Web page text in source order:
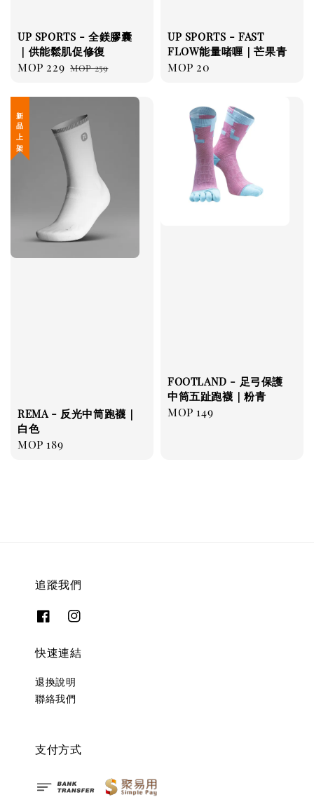
UP SPORTS - 全鎂膠囊
｜供能鬆肌促修復
Sale
MOP 229 Regular
MOP 259
UP SPORTS - FAST
FLOW能量啫喱｜芒果青
Regular
MOP 20
新 品 上 架
REMA - 反光中筒跑襪｜
白色
Regular
MOP 189
FOOTLAND - 足弓保護
中筒五趾跑襪｜粉青
Regular
MOP 149
追蹤我們
快速連結
退換說明
聯絡我們
支付方式